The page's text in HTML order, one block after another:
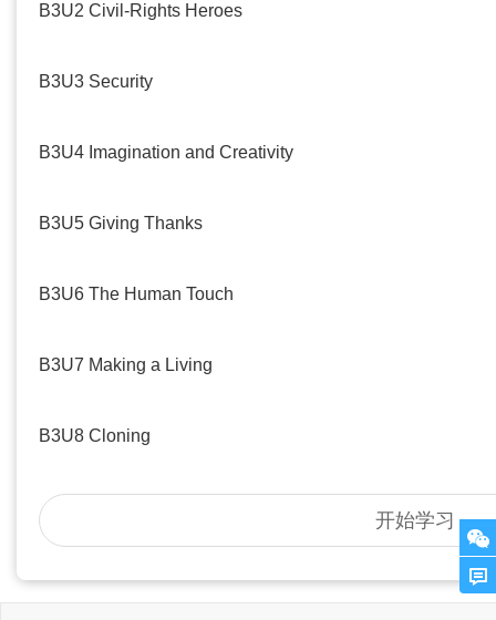
B3U2 Civil-Rights Heroes
B3U3 Security
B3U4 Imagination and Creativity
B3U5 Giving Thanks
B3U6 The Human Touch
B3U7 Making a Living
B3U8 Cloning
开始学习